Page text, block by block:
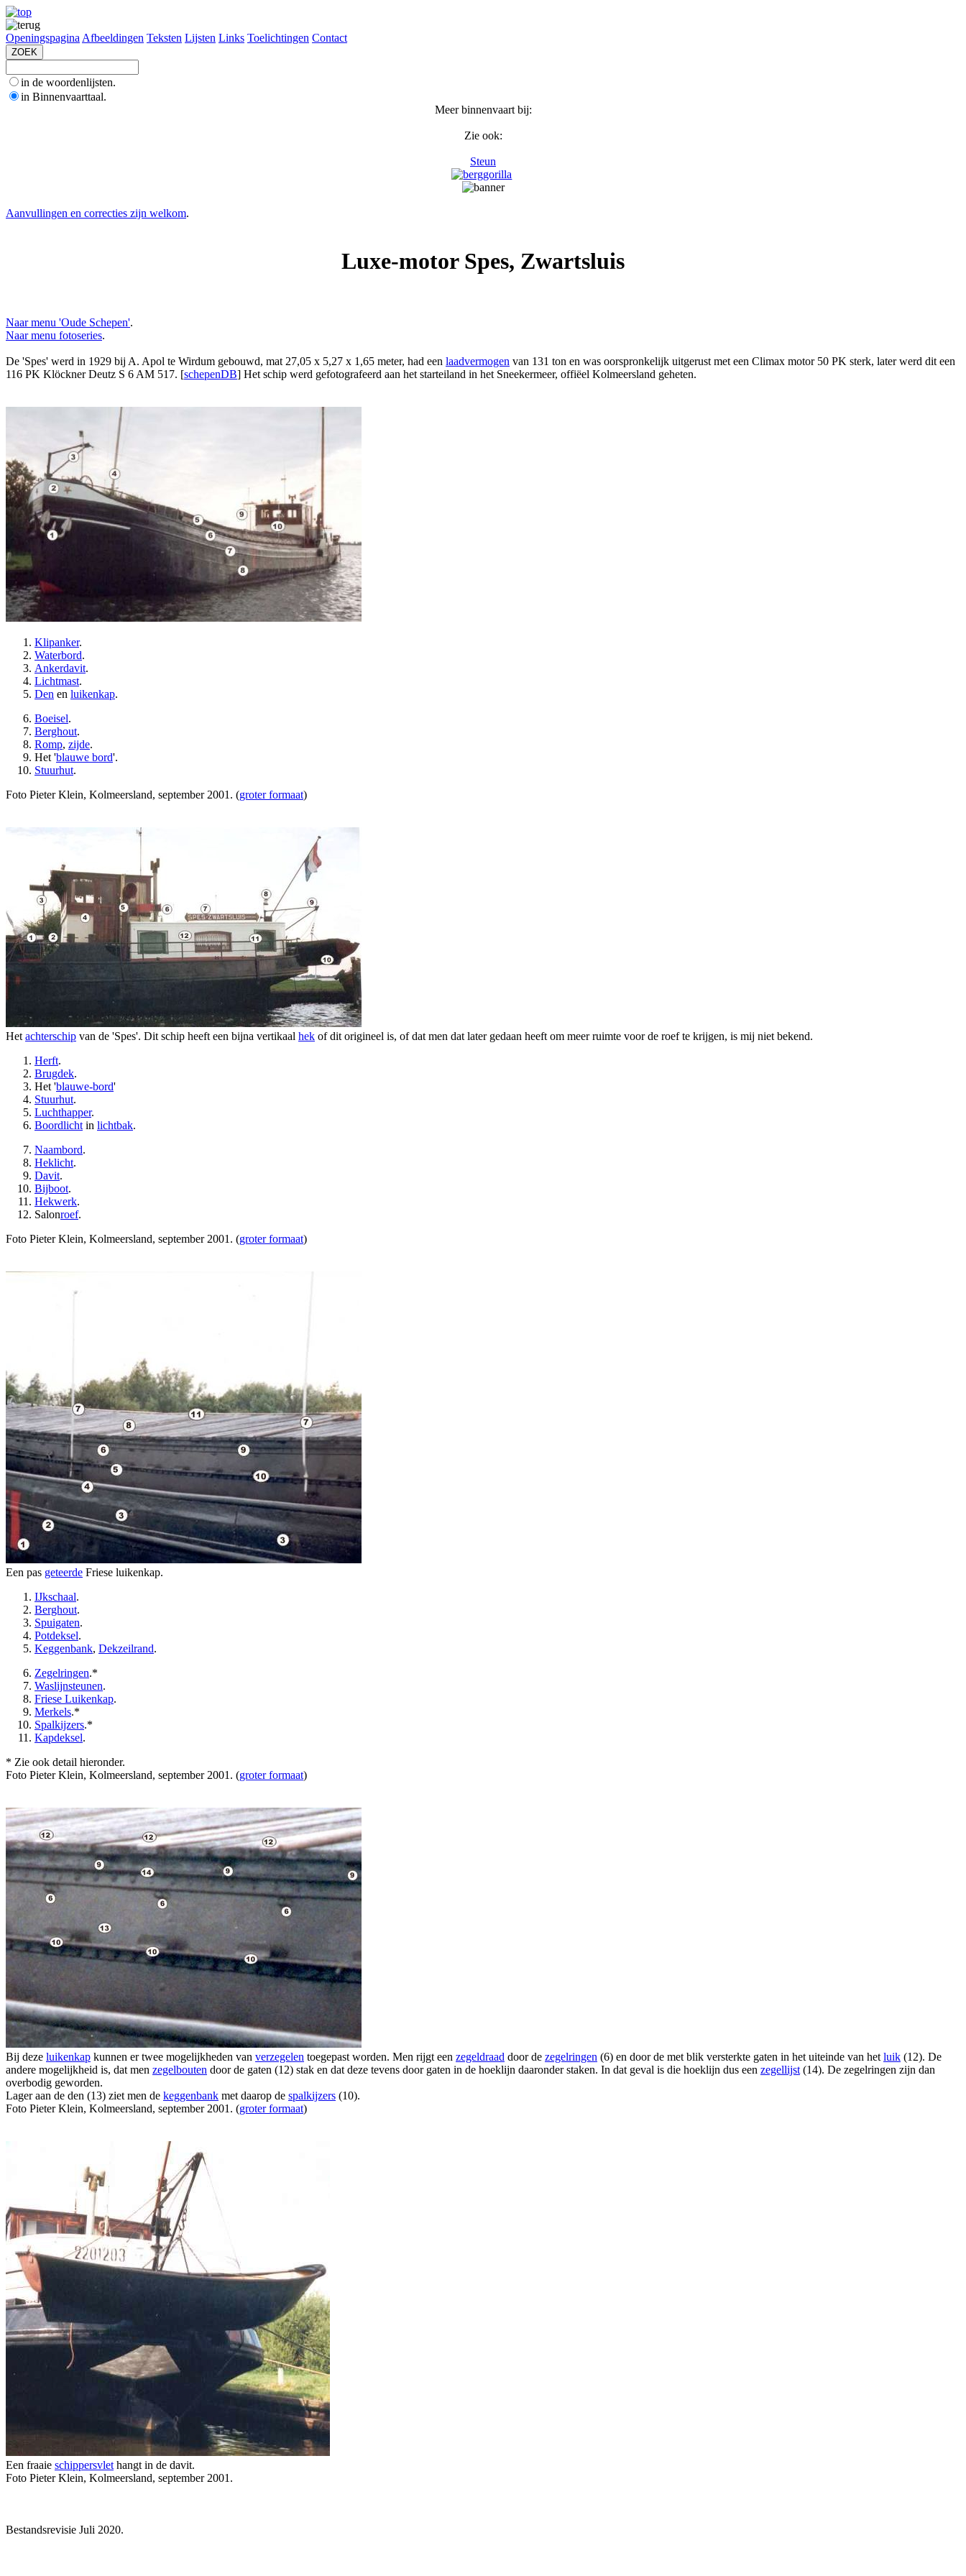
Openingspagina Afbeeldingen Teksten Lijsten Links Toelichtingen Contact
in de woordenlijsten.
in Binnenvaarttaal.
Meer binnenvaart bij:
Zie ook:
Steun
Aanvullingen en correcties zijn welkom.
Luxe-motor Spes, Zwartsluis
Naar menu 'Oude Schepen'.
Naar menu fotoseries.
De 'Spes' werd in 1929 bij A. Apol te Wirdum gebouwd, mat 27,05 x 5,27 x 1,65 meter, had een laadvermogen van 131 ton en was oorspronkelijk uitgerust met een Climax motor 50 PK sterk, later werd dit een
116 PK Klöckner Deutz S 6 AM 517. [schepenDB] Het schip werd gefotografeerd aan het starteiland in het Sneekermeer, offiëel Kolmeersland geheten.
Klipanker.
Waterbord.
Ankerdavit.
Lichtmast.
Den en luikenkap.
Boeisel.
Berghout.
Romp, zijde.
Het 'blauwe bord'.
Stuurhut.
Foto Pieter Klein, Kolmeersland, september 2001. (groter formaat)
Het achterschip van de 'Spes'. Dit schip heeft een bijna vertikaal hek of dit origineel is, of dat men dat later gedaan heeft om meer ruimte voor de roef te krijgen, is mij niet bekend.
Herft.
Brugdek.
Het 'blauwe-bord'
Stuurhut.
Luchthapper.
Boordlicht in lichtbak.
Naambord.
Heklicht.
Davit.
Bijboot.
Hekwerk.
Salonroef.
Foto Pieter Klein, Kolmeersland, september 2001. (groter formaat)
Een pas geteerde Friese luikenkap.
IJkschaal.
Berghout.
Spuigaten.
Potdeksel.
Keggenbank, Dekzeilrand.
Zegelringen.*
Waslijnsteunen.
Friese Luikenkap.
Merkels.*
Spalkijzers.*
Kapdeksel.
* Zie ook detail hieronder.
Foto Pieter Klein, Kolmeersland, september 2001. (groter formaat)
Bij deze luikenkap kunnen er twee mogelijkheden van verzegelen toegepast worden. Men rijgt een zegeldraad door de zegelringen (6) en door de met blik versterkte gaten in het uiteinde van het luik (12). De
andere mogelijkheid is, dat men zegelbouten door de gaten (12) stak en dat deze tevens door gaten in de hoeklijn daaronder staken. In dat geval is die hoeklijn dus een zegellijst (14). De zegelringen zijn dan
overbodig geworden.
Lager aan de den (13) ziet men de keggenbank met daarop de spalkijzers (10).
Foto Pieter Klein, Kolmeersland, september 2001. (groter formaat)
Een fraaie schippersvlet hangt in de davit.
Foto Pieter Klein, Kolmeersland, september 2001.
Bestandsrevisie Juli 2020.